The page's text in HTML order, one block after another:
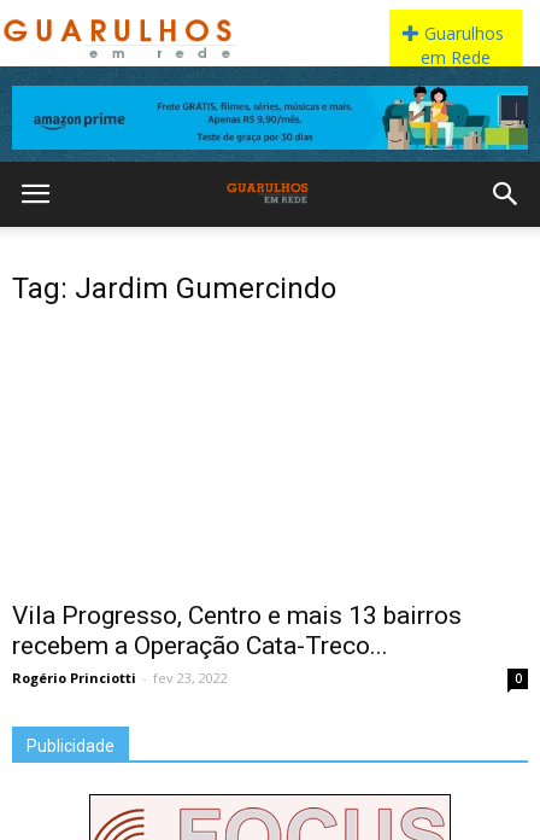
Tag: Jardim Gumercindo
Vila Progresso, Centro e mais 13 bairros
recebem a Operação Cata-Treco...
Rogério Princiotti - fev 23, 2022 0
Publicidade